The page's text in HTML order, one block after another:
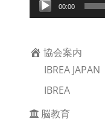
00:00
協会案内
IBREA JAPAN
IBREA
脳教育